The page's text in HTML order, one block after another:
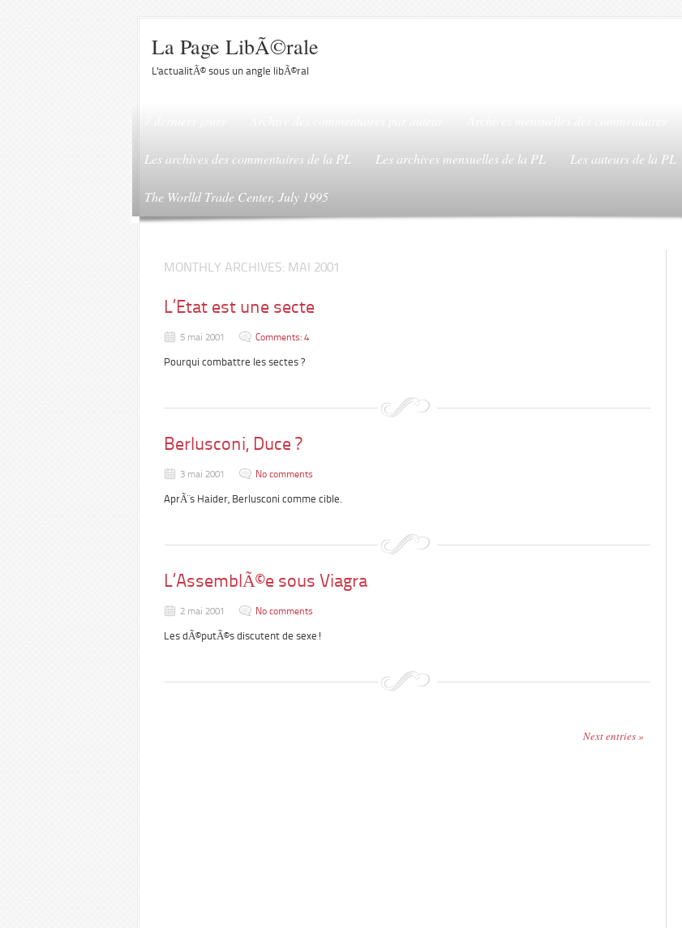
La Page LibÃ©rale
L'actualitÃ© sous un angle libÃ©ral
Les archives des commentaires de la PL Les archives mensuelles de la PL Les auteurs de la PL
The Worlld Trade Center, July 1995
MONTHLY ARCHIVES: MAI 2001
L’Etat est une secte
5 mai 2001 Comments: 4
Pourqui combattre les sectes ?
Berlusconi, Duce ?
3 mai 2001 No comments
AprÃ¨s Haider, Berlusconi comme cible.
L’AssemblÃ©e sous Viagra
2 mai 2001 No comments
Les dÃ©putÃ©s discutent de sexe!
Next entries »